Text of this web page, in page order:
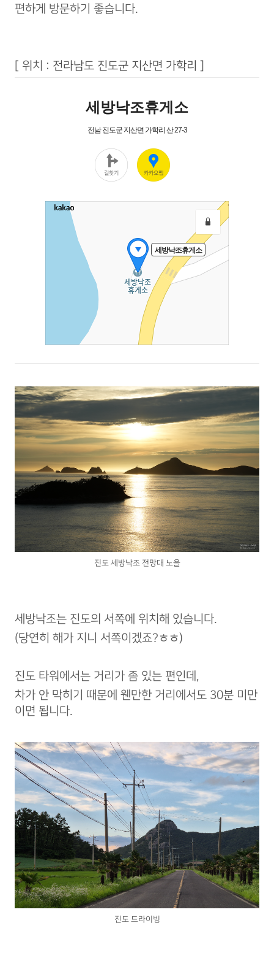
편하게 방문하기 좋습니다.
[ 위치 : 전라남도 진도군 지산면 가학리 ]
진도 세방낙조 전망대 노을
세방낙조는 진도의 서쪽에 위치해 있습니다.
(당연히 해가 지니 서쪽이겠죠?ㅎㅎ)
진도 타워에서는 거리가 좀 있는 편인데,
차가 안 막히기 때문에 웬만한 거리에서도 30분 미만
이면 됩니다.
진도 드라이빙